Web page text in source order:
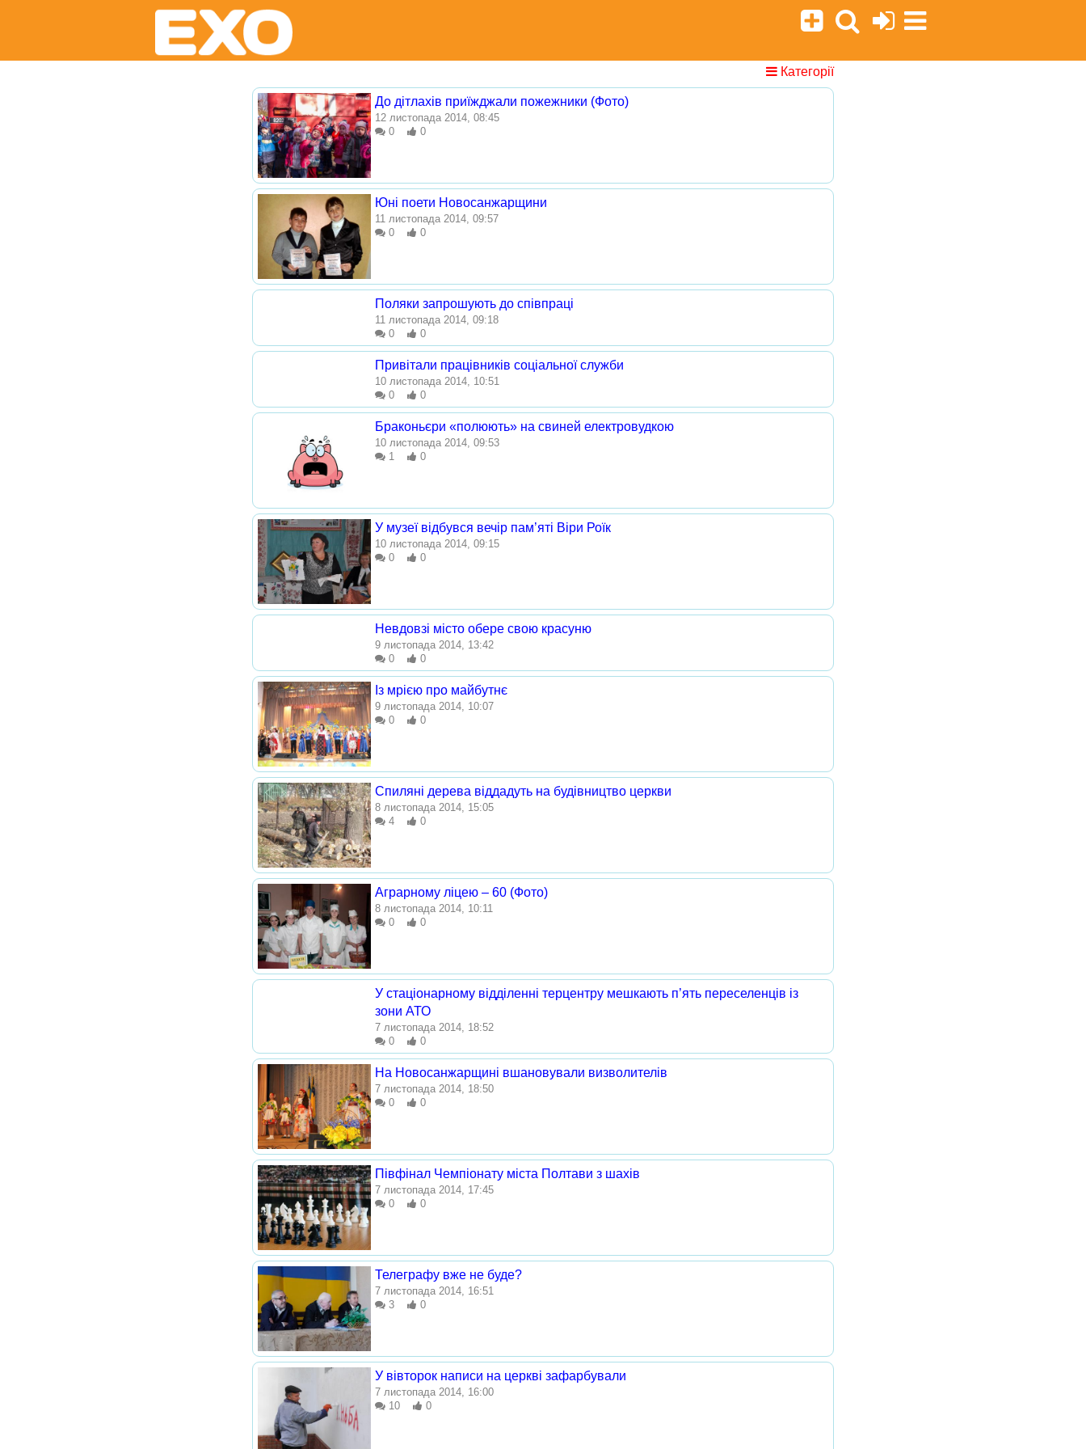
Категорії
До дітлахів приїжджали пожежники (Фото)
12 листопада 2014, 08:45
0
0
Юні поети Новосанжарщини
11 листопада 2014, 09:57
0
0
Поляки запрошують до співпраці
11 листопада 2014, 09:18
0
0
Привітали працівників соціальної служби
10 листопада 2014, 10:51
0
0
Браконьєри «полюють» на свиней електровудкою
10 листопада 2014, 09:53
1
0
У музеї відбувся вечір пам’яті Віри Роїк
10 листопада 2014, 09:15
0
0
Невдовзі місто обере свою красуню
9 листопада 2014, 13:42
0
0
Із мрією про майбутнє
9 листопада 2014, 10:07
0
0
Спиляні дерева віддадуть на будівництво церкви
8 листопада 2014, 15:05
4
0
Аграрному ліцею – 60 (Фото)
8 листопада 2014, 10:11
0
0
У стаціонарному відділенні терцентру мешкають п’ять переселенців із
зони АТО
7 листопада 2014, 18:52
0
0
На Новосанжарщині вшановували визволителів
7 листопада 2014, 18:50
0
0
Півфінал Чемпіонату міста Полтави з шахів
7 листопада 2014, 17:45
0
0
Телеграфу вже не буде?
7 листопада 2014, 16:51
3
0
У вівторок написи на церкві зафарбували
7 листопада 2014, 16:00
10
0